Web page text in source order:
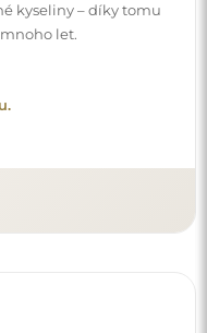
kyseliny – díky tomu
let.